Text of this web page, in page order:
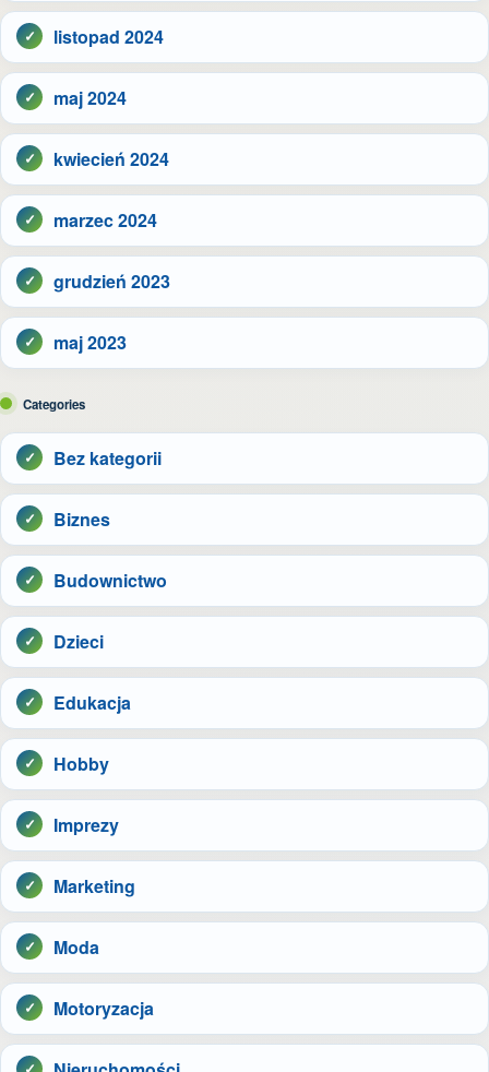
listopad 2024
maj 2024
kwiecień 2024
marzec 2024
grudzień 2023
maj 2023
Categories
Bez kategorii
Biznes
Budownictwo
Dzieci
Edukacja
Hobby
Imprezy
Marketing
Moda
Motoryzacja